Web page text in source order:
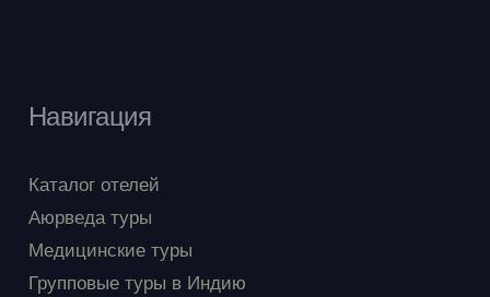
Навигация
Каталог отелей
Аюрведа туры
Медицинские туры
Групповые туры в Индию